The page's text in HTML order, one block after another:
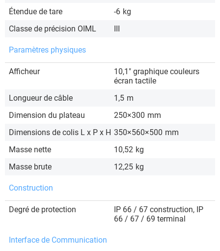
Étendue de tare
-6 kg
Classe de précision OIML
Paramètres physiques
Afficheur
10,1″ graphique couleurs
écran tactile
Longueur de câble
1,5 m
Dimension du plateau
250×300 mm
Dimensions de colis L x P x H 350×560×500 mm
Masse nette
10,52 kg
Masse brute
12,25 kg
Construction
Degré de protection
IP 66 / 67 construction, IP
66 / 67 / 69 terminal
Interface de Communication